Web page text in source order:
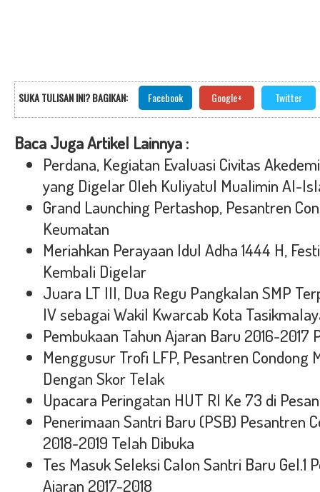
SUKA TULISAN INI? BAGIKAN: Facebook Google+ Twitter
Baca Juga Artikel Lainnya :
Perdana, Kegiatan Evaluasi Civitas
yang Digelar Oleh Kuliyatul Mualimin Al-
Grand Launching Pertashop, Pesantren
Keumatan
Meriahkan Perayaan Idul Adha 1444 H,
Kembali Digelar
Juara LT III, Dua Regu Pangkalan SMP
IV sebagai Wakil Kwarcab Kota
Pembukaan Tahun Ajaran Baru 2016-2017
Menggusur Trofi LFP, Pesantren Condong
Dengan Skor Telak
Upacara Peringatan HUT RI Ke 73 di
Penerimaan Santri Baru (PSB) Pesantren
2018-2019 Telah Dibuka
Tes Masuk Seleksi Calon Santri Baru Gel.1
Ajaran 2017-2018